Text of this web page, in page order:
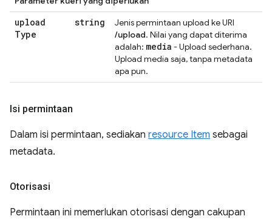
upload
Type
string
Jenis permintaan upload ke URI
/upload. Nilai yang dapat diterima
adalah: media - Upload sederhana.
Upload media saja, tanpa metadata
apa pun.
Isi permintaan
Dalam isi permintaan, sediakan resource Item sebagai
metadata.
Otorisasi
Permintaan ini memerlukan otorisasi dengan cakupan